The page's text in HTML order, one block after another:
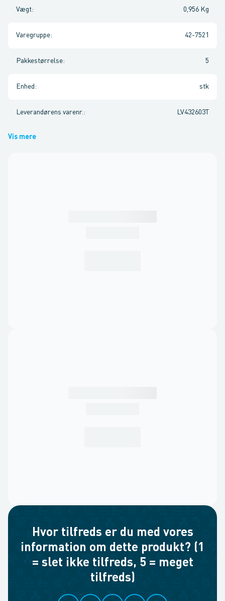
Vægt: 0,956 Kg
Varegruppe: 42-7521
Pakkestørrelse: 5
Enhed : stk
Leverandørens varenr. : LV432603T
Vis mere
Hvor tilfreds er du med vores
information om dette produkt? (1
= slet ikke tilfreds, 5 = meget
tilfreds)